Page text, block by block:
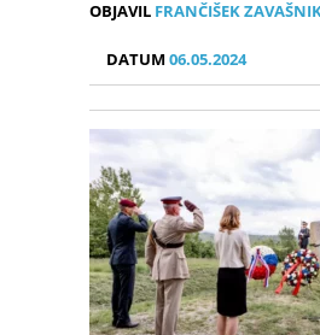
OBJAVIL FRANČIŠEK
DATUM06.05.2024